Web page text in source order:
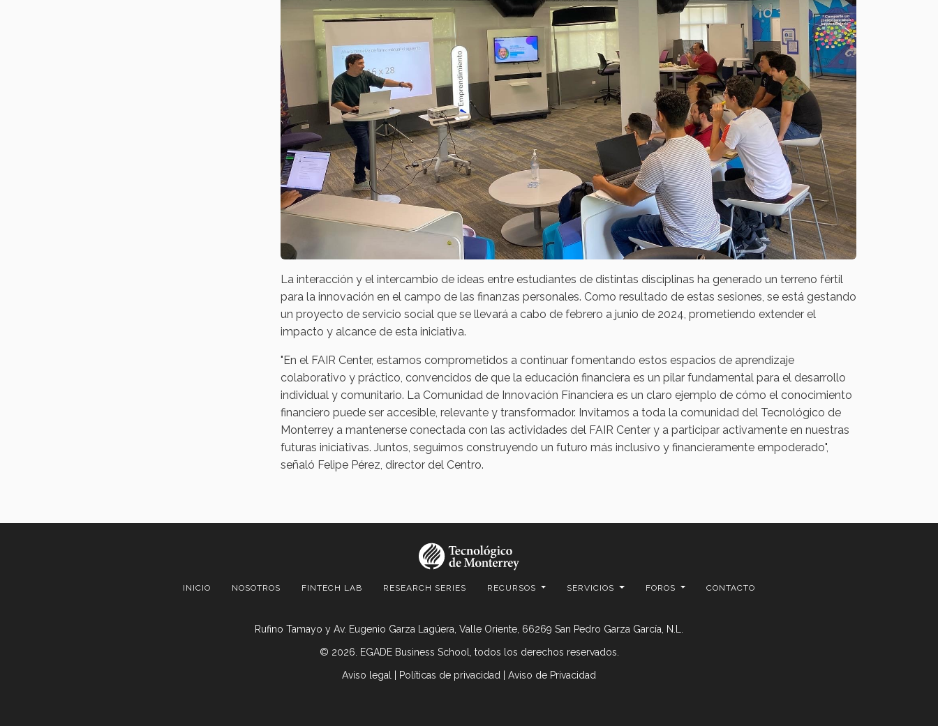
La interacción y el intercambio de ideas entre estudiantes de distintas disciplinas ha generado un terreno fértil
para la innovación en el campo de las finanzas personales. Como resultado de estas sesiones, se está gestando
un proyecto de servicio social que se llevará a cabo de febrero a junio de 2024, prometiendo extender el
impacto y alcance de esta iniciativa.
"En el FAIR Center, estamos comprometidos a continuar fomentando estos espacios de aprendizaje
colaborativo y práctico, convencidos de que la educación financiera es un pilar fundamental para el desarrollo
individual y comunitario. La Comunidad de Innovación Financiera es un claro ejemplo de cómo el conocimiento
financiero puede ser accesible, relevante y transformador. Invitamos a toda la comunidad del Tecnológico de
Monterrey a mantenerse conectada con las actividades del FAIR Center y a participar activamente en nuestras
futuras iniciativas. Juntos, seguimos construyendo un futuro más inclusivo y financieramente empoderado",
señaló Felipe Pérez, director del Centro.
INICIO NOSOTROS FINTECH LAB RESEARCH SERIES RECURSOS SERVICIOS FOROS CONTACTO
Rufino Tamayo y Av. Eugenio Garza Lagüera, Valle Oriente, 66269 San Pedro Garza García, N.L.
© 2026. EGADE Business School, todos los derechos reservados.
Aviso legal Políticas de privacidad Aviso de Privacidad